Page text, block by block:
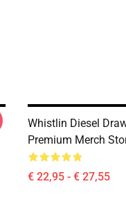
Whistlin Diesel
Premium Merch
€ 22,95 - € 27,55